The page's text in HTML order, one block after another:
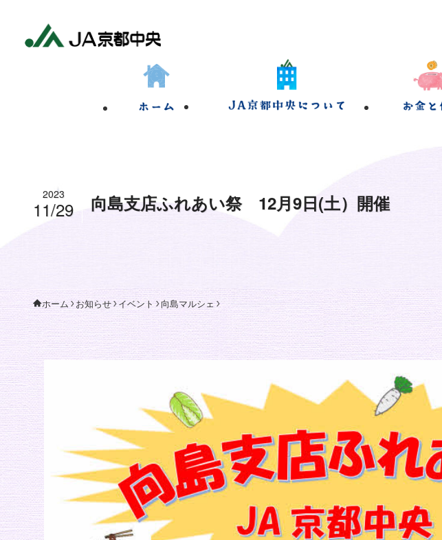
向島支店ふれあい祭 12月9日(土）開催
2023
11/29
ホーム お知らせ イベント 向島マルシェ